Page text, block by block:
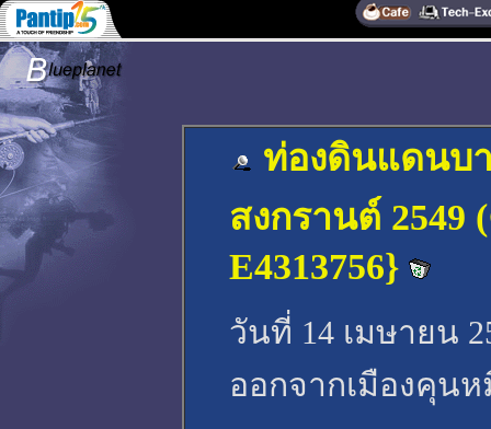
ท่องดินแดนบ
สงกรานต์ 2549
E4313756}
วันที่ 14 เมษายน
ออกจากเมืองคุนห